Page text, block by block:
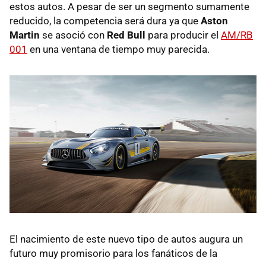
estos autos. A pesar de ser un segmento sumamente
reducido, la competencia será dura ya que Aston
Martin se asoció con Red Bull para producir el AM/RB
001 en una ventana de tiempo muy parecida.
El nacimiento de este nuevo tipo de autos augura un
futuro muy promisorio para los fanáticos de la